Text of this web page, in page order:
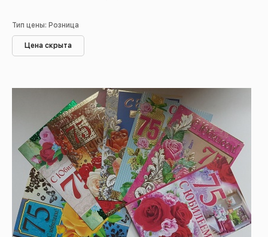
Тип цены: Розница
Цена скрыта